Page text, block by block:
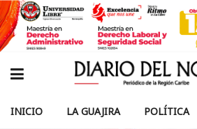
INICIO LA GUAJIRA POLÍTICA